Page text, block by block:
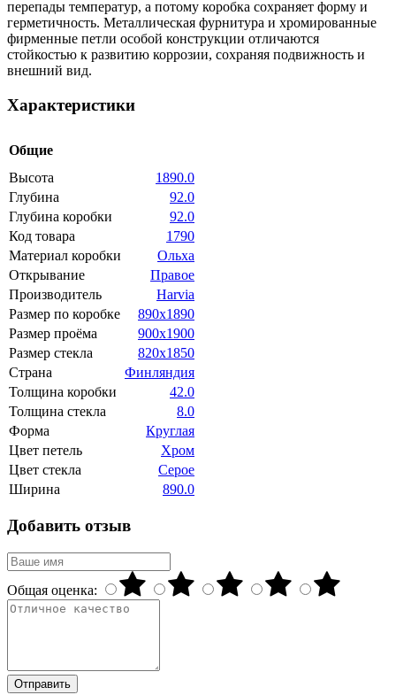
перепады температур, а потому коробка сохраняет форму и
герметичность. Металлическая фурнитура и хромированные
фирменные петли особой конструкции отличаются
стойкостью к развитию коррозии, сохраняя подвижность и
внешний вид.
Характеристики
Общие
Высота
1890.0
Глубина
92.0
Глубина коробки
92.0
Код товара
1790
Материал коробки
Ольха
Открывание
Правое
Производитель
Harvia
Размер по коробке
890х1890
Размер проёма
900х1900
Размер стекла
820x1850
Страна
Финляндия
Толщина коробки
42.0
Толщина стекла
8.0
Форма
Круглая
Цвет петель
Хром
Цвет стекла
Серое
Ширина
890.0
Добавить отзыв
Общая оценка:
Отправить